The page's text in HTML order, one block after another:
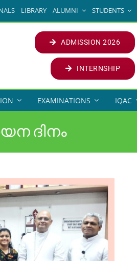
LIBRARY ALUMNI STUDENTS
ADMISSION 2026
INTERNSHIP
EXAMINATIONS IQAC
ദിനം